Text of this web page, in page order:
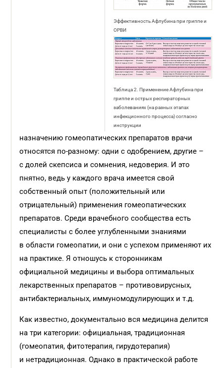
Эффективность Афлубина при гриппе и
ОРВИ
Таблица 2. Применение Афлубина при
гриппе и острых респираторных
заболеваниях (на разных этапах
инфекционного процесса) согласно
инструкции
назначению гомеопатических препаратов врачи
относятся по-разному: одни с одобрением, другие –
с долей скепсиса и сомнения, недоверия. И это
пнятно, ведь у каждого врача имеется свой
собственный опыт (положительный или
отрицательный) применения гомеопатических
препаратов. Среди врачебного сообщества есть
специалисты с более углубленными знаниями
в области гомеопатии, и они с успехом применяют их
на практике. Я отношусь к сторонникам
официальной медицины и выбора оптимальных
лекарственных препаратов – противовирусных,
антибактериальных, иммуномодулирующих и т.д.
Как известно, документально вся медицина делится
на три категории: официальная, традиционная
(гомеопатия, фитотерапия, гирудотерапия)
и нетрадиционная. Однако в практической работе